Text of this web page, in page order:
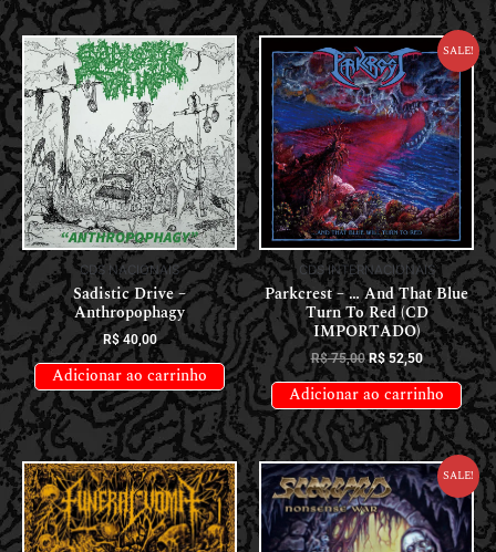
CDS NACIONAIS
Sadistic Drive –
Anthropophagy
R$40,00
Adicionar ao carrinho
Sale!
CDS INTERNACIONAIS
Parkcrest – … And That Blue
Turn To Red (CD
IMPORTADO)
R$75,00 R$52,50
Adicionar ao carrinho
Sale!